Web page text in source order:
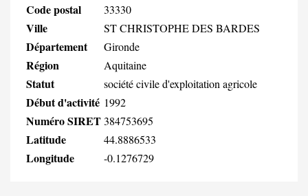
Code postal 33330
Ville ST CHRISTOPHE DES BARDES
Département Gironde
Région Aquitaine
Statut société civile d'exploitation agricole
Début d'activité 1992
Numéro SIRET384753695
Latitude 44.8886533
Longitude -0.1276729